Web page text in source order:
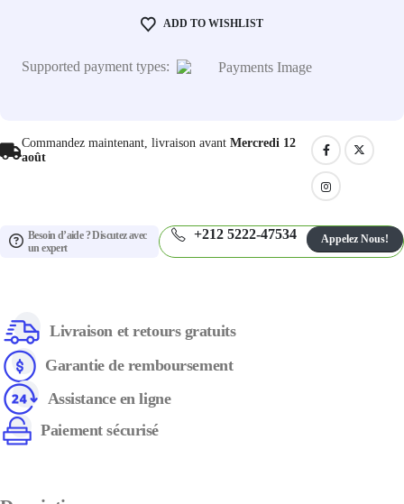
ADD TO WISHLIST
Supported payment types:
Commandez maintenant, livraison avant Mercredi 12
août
Besoin d’aide ? Discutez avec
un expert
+212 5222-47534 Appelez Nous!
Livraison et retours gratuits
Garantie de remboursement
Assistance en ligne
Paiement sécurisé